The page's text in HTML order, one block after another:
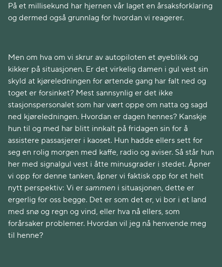
På et millisekund har hjernen vår laget en årsaksforklaring
og dermed også grunnlag for hvordan vi reagerer.
Men om hva om vi skrur av autopiloten et øyeblikk og
kikker på situasjonen. Er det virkelig damen i gul vest sin
skyld at kjøreledningen for ørtende gang har falt ned og
toget er forsinket? Mest sannsynlig er det ikke
stasjonspersonalet som har vært oppe om natta og sagd
ned kjøreledningen. Hvordan er dagen hennes? Kanskje
hun til og med har blitt innkalt på fridagen sin for å
assistere passasjerer i kaoset. Hun hadde ellers sett for
seg en rolig morgen med kaffe, radio og aviser. Så står hun
her med signalgul vest i åtte minusgrader i stedet. Åpner
vi opp for denne tanken, åpner vi faktisk opp for et helt
nytt perspektiv: Vi er sammen i situasjonen, dette er
ergerlig for oss begge. Det er som det er, vi bor i et land
med snø og regn og vind, eller hva nå ellers, som
forårsaker problemer. Hvordan vil jeg nå henvende meg
til henne?